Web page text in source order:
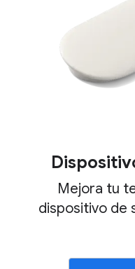
Mejora tu
dispositivo de